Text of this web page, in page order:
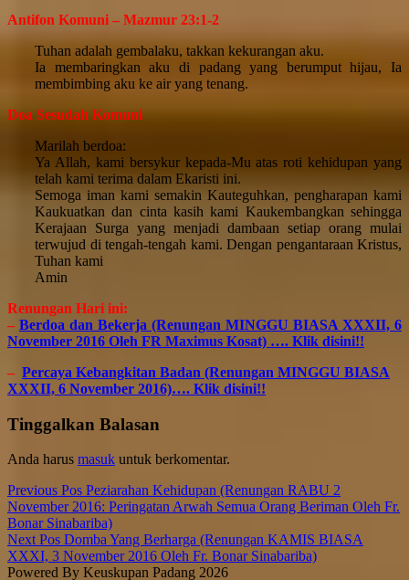
Antifon Komuni – Mazmur 23:1-2
Tuhan adalah gembalaku, takkan kekurangan aku.
Ia membaringkan aku di padang yang berumput hijau, Ia
membimbing aku ke air yang tenang.
Doa Sesudah Komuni
Marilah berdoa:
Ya Allah, kami bersykur kepada-Mu atas roti kehidupan yang
telah kami terima dalam Ekaristi ini.
Semoga iman kami semakin Kauteguhkan, pengharapan kami
Kaukuatkan dan cinta kasih kami Kaukembangkan sehingga
Kerajaan Surga yang menjadi dambaan setiap orang mulai
terwujud di tengah-tengah kami. Dengan pengantaraan Kristus,
Tuhan kami
Amin
Renungan Hari ini:
– Berdoa dan Bekerja (Renungan MINGGU BIASA XXXII, 6
November 2016 Oleh FR Maximus Kosat) …. Klik disini!!
– Percaya Kebangkitan Badan (Renungan MINGGU BIASA
XXXII, 6 November 2016)…. Klik disini!!
Skip
back
to
main
navigation
Tinggalkan Balasan
Anda harus masuk untuk berkomentar.
Post
navigation
Previous Pos Peziarahan Kehidupan (Renungan RABU 2
November 2016: Peringatan Arwah Semua Orang Beriman Oleh Fr.
Bonar Sinabariba)
Next Pos Domba Yang Berharga (Renungan KAMIS BIASA
XXXI, 3 November 2016 Oleh Fr. Bonar Sinabariba)
Powered By Keuskupan Padang 2026